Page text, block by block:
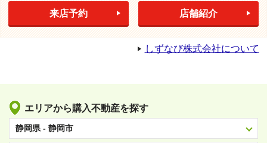
来店予約 店舗紹介
しずなび株式会社について
エリアから購入不動産を探す
静岡県 - 静岡市